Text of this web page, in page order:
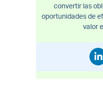
convertir las
oportunidades de
valor